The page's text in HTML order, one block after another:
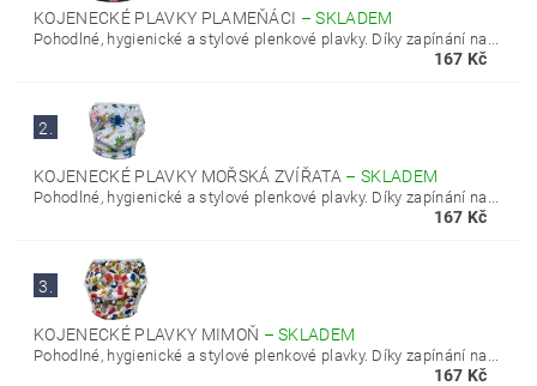
KOJENECKÉ PLAVKY PLAMEŇÁCI –SKLADEM
Pohodlné, hygienické a stylové plenkové plavky. Díky zapínání na...
167 Kč
2.
KOJENECKÉ PLAVKY MOŘSKÁ ZVÍŘATA –SKLADEM
Pohodlné, hygienické a stylové plenkové plavky. Díky zapínání na...
167 Kč
3.
KOJENECKÉ PLAVKY MIMOŇ –SKLADEM
Pohodlné, hygienické a stylové plenkové plavky. Díky zapínání na...
167 Kč